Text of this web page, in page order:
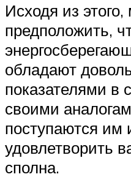
Исходя из
предположить,
обладают
показателями в
своими
поступаются им
удовлетворить
сполна.